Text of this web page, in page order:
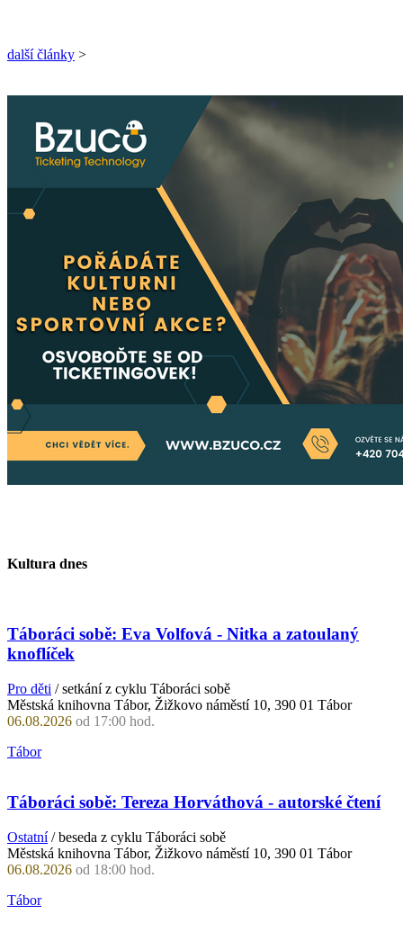
další články >
Kultura dnes
Táboráci sobě: Eva Volfová - Nitka a zatoulaný
knoflíček
Pro děti / setkání z cyklu Táboráci sobě
Městská knihovna Tábor, Žižkovo náměstí 10, 390 01 Tábor
06.08.2026 od 17:00 hod.
Tábor
Táboráci sobě: Tereza Horváthová - autorské čtení
Ostatní/ beseda z cyklu Táboráci sobě
Městská knihovna Tábor, Žižkovo náměstí 10, 390 01 Tábor
06.08.2026 od 18:00 hod.
Tábor